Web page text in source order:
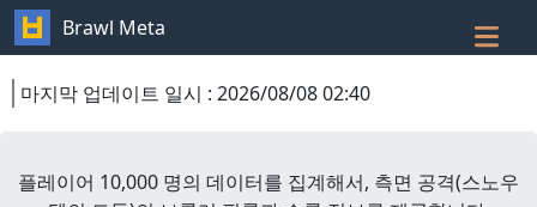
Brawl Meta
마지막 업데이트 일시 : 2026/08/08 02:40
플레이어 10,000 명의 데이터를 집계해서, 측면 공격(스노우